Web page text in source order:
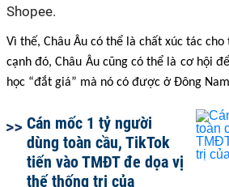
Shopee.
Vì thế, Châu Âu có thể là chất xúc tác
cạnh đó, Châu Âu cũng có thể là cơ hội
học “đắt giá” mà nó có được ở Đông
Cán mốc 1 tỷ người
dùng toàn cầu, TikTok
tiến vào TMĐT đe dọa vị
thế thống trị của